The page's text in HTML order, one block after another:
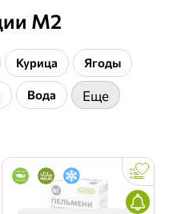
М2
Курица Ягоды
Вода Еще